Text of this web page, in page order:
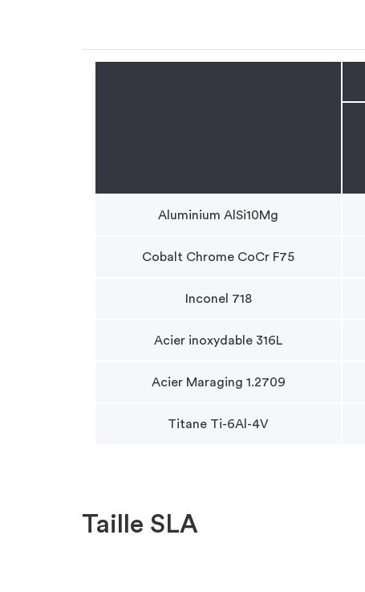
Aluminium AlSi10Mg
Cobalt Chrome CoCr F75
Inconel 718
Acier inoxydable 316L
Acier Maraging 1.2709
Titane Ti-6Al-4V
Taille SLA